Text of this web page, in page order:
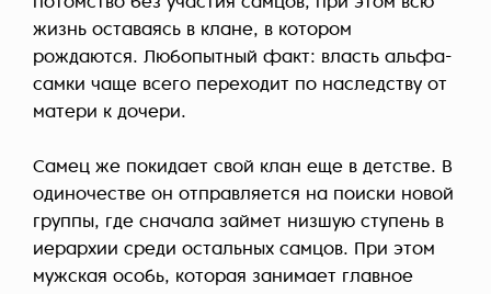
жизнь оставаясь в клане, в котором
рождаются. Любопытный факт: власть альфа-
самки чаще всего переходит по наследству от
матери к дочери.
Самец же покидает свой клан еще в детстве. В
одиночестве он отправляется на поиски новой
группы, где сначала займет низшую ступень в
иерархии среди остальных самцов. При этом
мужская особь, которая занимает главное